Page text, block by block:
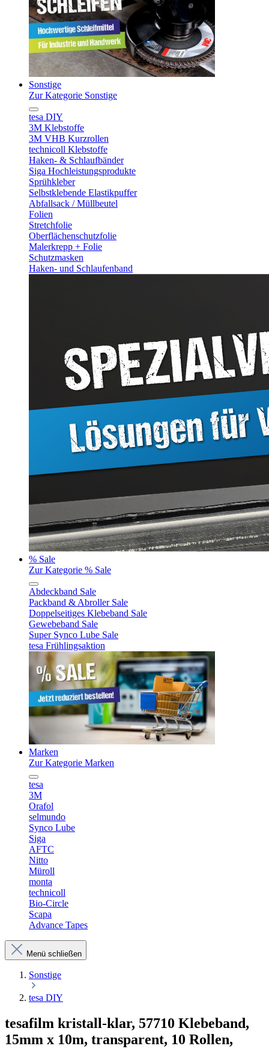
Sonstige
Zur Kategorie Sonstige
tesa DIY
3M Klebstoffe
3M VHB Kurzrollen
technicoll Klebstoffe
Haken- & Schlaufbänder
Siga Hochleistungsprodukte
Sprühkleber
Selbstklebende Elastikpuffer
Abfallsack / Müllbeutel
Folien
Stretchfolie
Oberflächenschutzfolie
Malerkrepp + Folie
Schutzmasken
Haken- und Schlaufenband
% Sale
Zur Kategorie % Sale
Abdeckband Sale
Packband & Abroller Sale
Doppelseitiges Klebeband Sale
Gewebeband Sale
Super Synco Lube Sale
tesa Frühlingsaktion
Marken
Zur Kategorie Marken
tesa
3M
Orafol
selmundo
Synco Lube
Siga
AFTC
Nitto
Müroll
monta
technicoll
Bio-Circle
Scapa
Advance Tapes
Menü schließen
Sonstige
tesa DIY
tesafilm kristall-klar, 57710 Klebeband,
15mm x 10m, transparent, 10 Rollen,